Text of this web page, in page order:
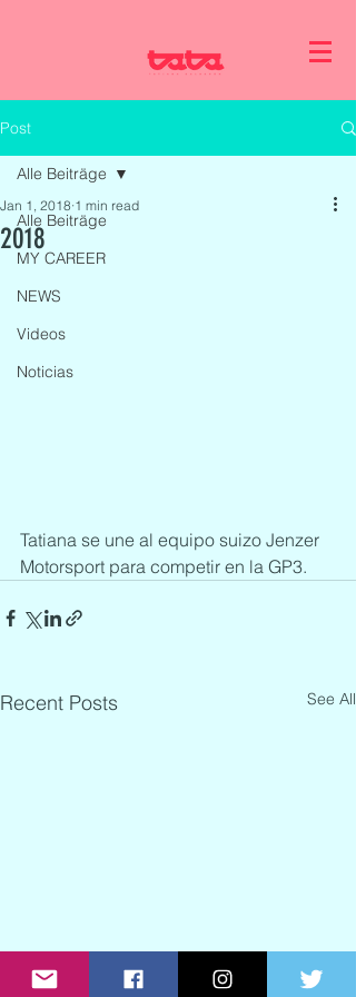
Post
Alle Beiträge
MY CAREER
NEWS
Videos
Noticias
Alle Beiträge
2018
Jan 1, 2018 1 min read
Tatiana se une al equipo suizo Jenzer
Motorsport para competir en la GP3.
Recent Posts See All